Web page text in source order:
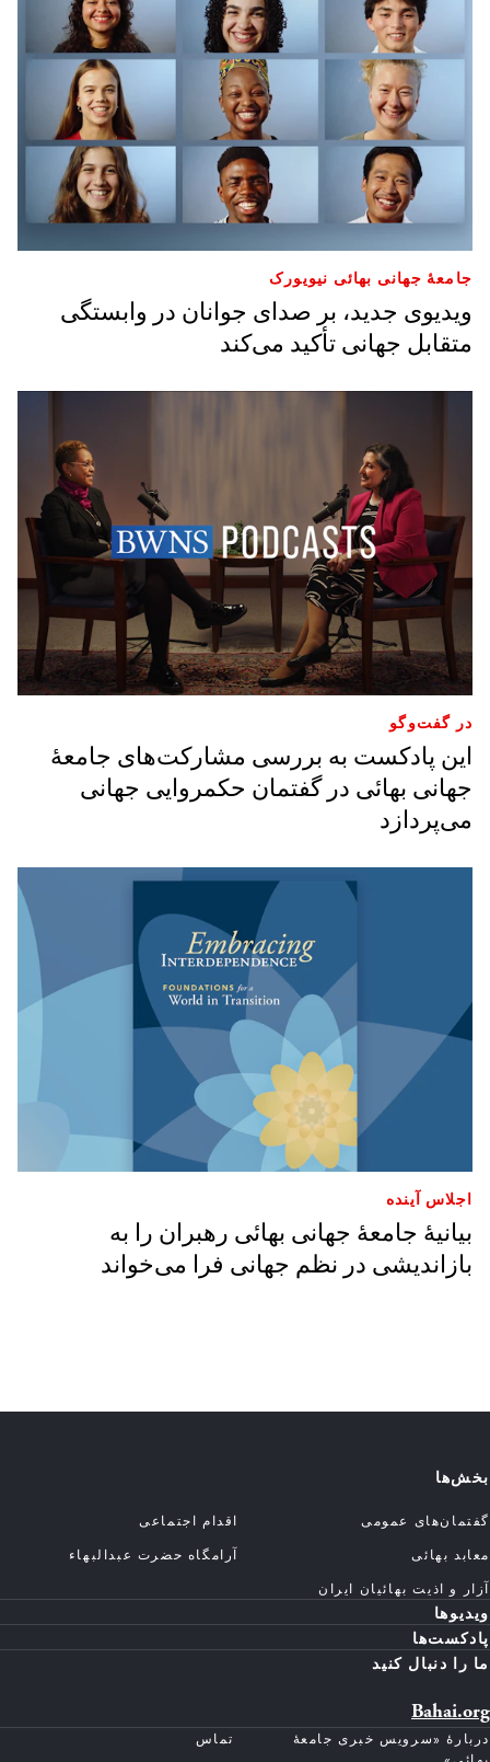
جامعۀ جهانی بهائی نیویورک
ویدیوی جدید، بر صدای جوانان در وابستگی
متقابل جهانی تأکید می‌کند
در گفت‌وگو
این پادکست به بررسی مشارکت‌های جامعۀ
جهانی بهائی در گفتمان حکمروایی جهانی
می‌پردازد
اجلاس آینده
بیانیۀ جامعۀ جهانی بهائی رهبران را به
بازاندیشی در نظم جهانی فرا می‌خواند
بخش‌ها
گفتمان‌های عمومی
اقدام اجتماعی
معابد بهائی
آرامگاه حضرت عبدالبهاء
آزار و اذیت بهائیان ایران
ویدیوها
پادکست‌ها
ما را دنبال کنید
Bahai.org
دربارهٔ «سرویس خبری جامعهٔ
تماس